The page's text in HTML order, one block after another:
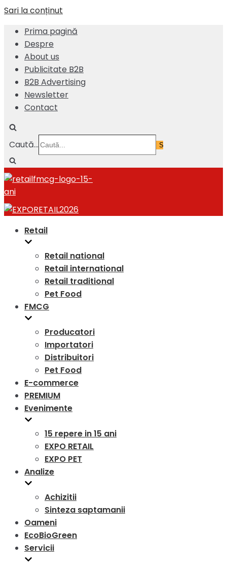
Sari la conținut
Prima pagină
Despre
About us
Publicitate B2B
B2B Advertising
Newsletter
Contact
Caută...
Retail
Retail national
Retail international
Retail traditional
Pet Food
FMCG
Producatori
Importatori
Distribuitori
Pet Food
E-commerce
PREMIUM
Evenimente
15 repere in 15 ani
EXPO RETAIL
EXPO PET
Analize
Achizitii
Sinteza saptamanii
Oameni
EcoBioGreen
Servicii